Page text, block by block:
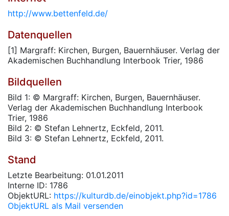
http://www.bettenfeld.de/
Datenquellen
[1] Margraff: Kirchen, Burgen, Bauernhäuser. Verlag der
Akademischen Buchhandlung Interbook Trier, 1986
Bildquellen
Bild 1: © Margraff: Kirchen, Burgen, Bauernhäuser.
Verlag der Akademischen Buchhandlung Interbook
Trier, 1986
Bild 2: © Stefan Lehnertz, Eckfeld, 2011.
Bild 3: © Stefan Lehnertz, Eckfeld, 2011.
Stand
Letzte Bearbeitung: 01.01.2011
Interne ID: 1786
ObjektURL: https://kulturdb.de/einobjekt.php?id=1786
ObjektURL als Mail versenden